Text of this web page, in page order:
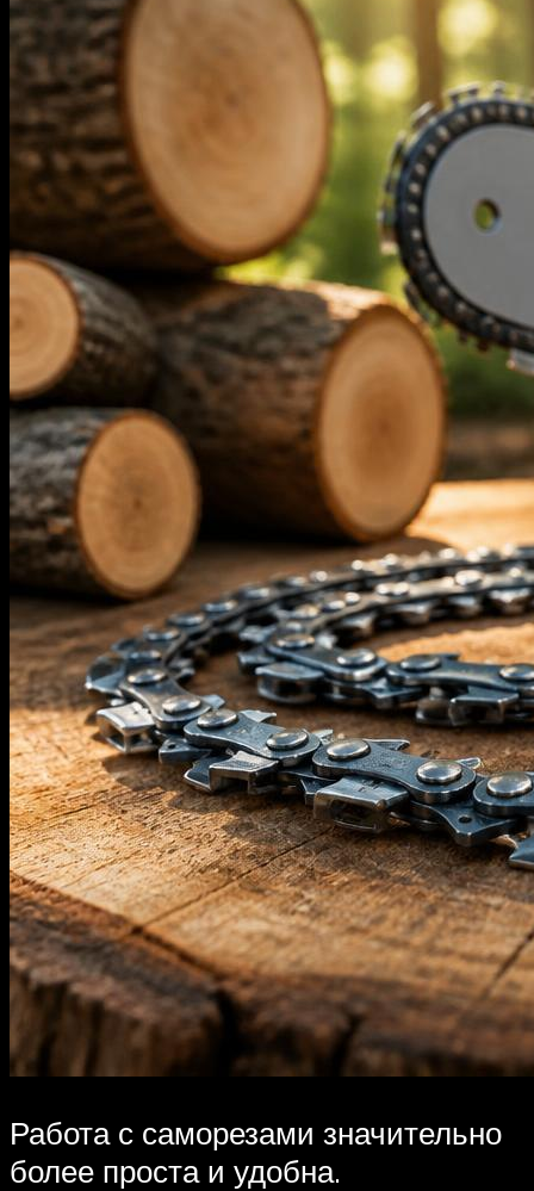
Работа с саморезами значительно
более проста и удобна.